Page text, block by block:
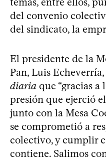
del convenio
del sindicato, la
El presidente de la
Pan, Luis
diaria que “gracias a
presión que ejerció
junto con la Mesa
se comprometió a
colectivo, y cumplir
contiene. Salimos